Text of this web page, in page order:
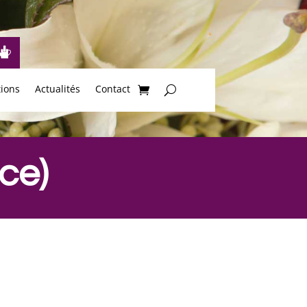
Actualités Contact